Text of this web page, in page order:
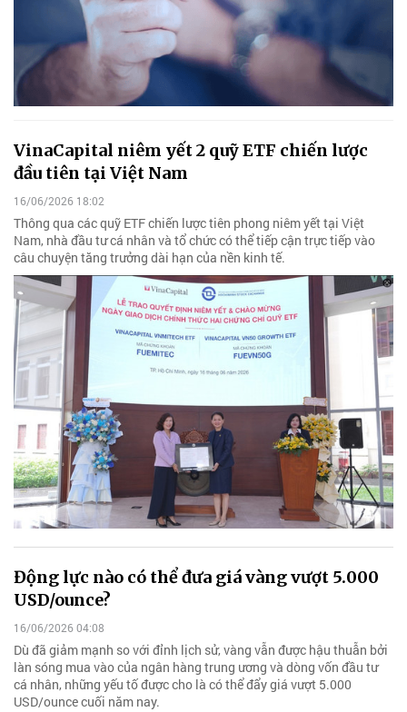
VinaCapital niêm yết 2 quỹ ETF chiến lược
đầu tiên tại Việt Nam
16/06/2026 18:02
Thông qua các quỹ ETF chiến lược tiên phong niêm yết tại Việt
Nam, nhà đầu tư cá nhân và tổ chức có thể tiếp cận trực tiếp vào
câu chuyện tăng trưởng dài hạn của nền kinh tế.
Động lực nào có thể đưa giá vàng vượt 5.000
USD/ounce?
16/06/2026 04:08
Dù đã giảm mạnh so với đỉnh lịch sử, vàng vẫn được hậu thuẫn bởi
làn sóng mua vào của ngân hàng trung ương và dòng vốn đầu tư
cá nhân, những yếu tố được cho là có thể đẩy giá vượt 5.000
USD/ounce cuối năm nay.